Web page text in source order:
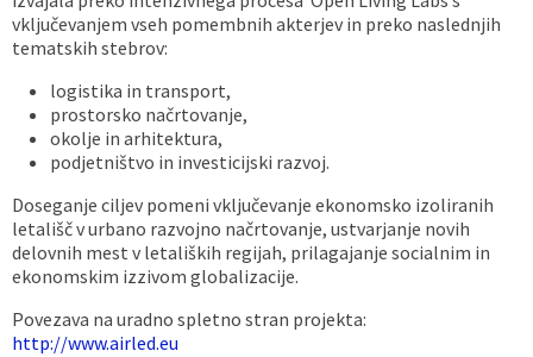
vključevanjem vseh pomembnih akterjev in preko naslednjih
tematskih stebrov:
logistika in transport,
prostorsko načrtovanje,
okolje in arhitektura,
podjetništvo in investicijski razvoj.
Doseganje ciljev pomeni vključevanje ekonomsko izoliranih
letališč v urbano razvojno načrtovanje, ustvarjanje novih
delovnih mest v letaliških regijah, prilagajanje socialnim in
ekonomskim izzivom globalizacije.
Povezava na uradno spletno stran projekta:
http://www.airled.eu